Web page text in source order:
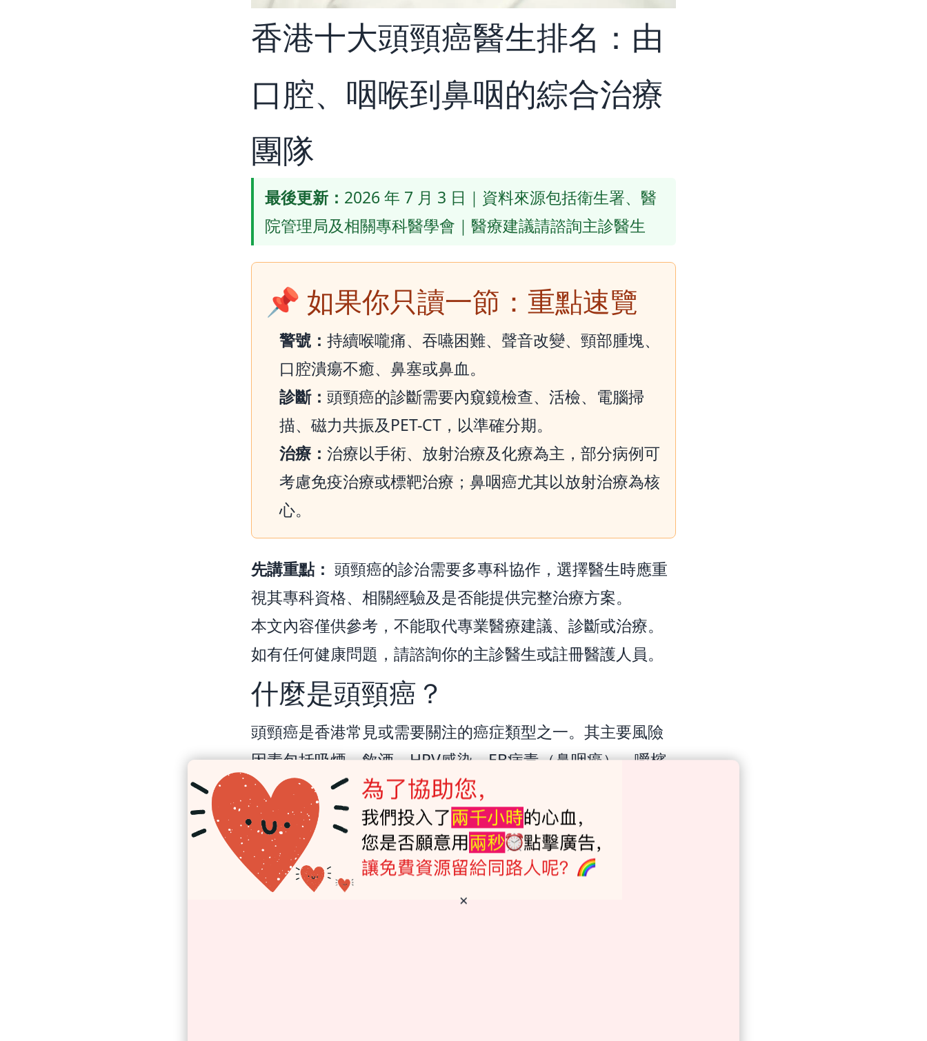
香港十大頭頸癌醫生排名：由
口腔、咽喉到鼻咽的綜合治療
團隊
最後更新： 2026 年 7 月 3 日｜資料來源包括衛生署、醫
院管理局及相關專科醫學會｜醫療建議請諮詢主診醫生
📌 如果你只讀一節：重點速覽
警號： 持續喉嚨痛、吞嚥困難、聲音改變、頸部腫塊、
口腔潰瘍不癒、鼻塞或鼻血。
診斷： 頭頸癌的診斷需要內窺鏡檢查、活檢、電腦掃
描、磁力共振及PET-CT，以準確分期。
治療： 治療以手術、放射治療及化療為主，部分病例可
考慮免疫治療或標靶治療；鼻咽癌尤其以放射治療為核
心。
先講重點： 頭頸癌的診治需要多專科協作，選擇醫生時應重
視其專科資格、相關經驗及是否能提供完整治療方案。
本文內容僅供參考，不能取代專業醫療建議、診斷或治療。
如有任何健康問題，請諮詢你的主診醫生或註冊醫護人員。
什麼是頭頸癌？
頭頸癌是香港常見或需要關注的癌症類型之一。其主要風險
因素包括吸煙、飲酒、HPV感染、EB病毒（鼻咽癌）、嚼檳
榔及某些遺傳因素。由於早期症狀可能不明顯，定期身體檢
查及對異常信號保持警覺非常重要。
患者和家屬常關心「哪位醫生最好」，但其實更關鍵的是找
到具備相關專科資格、能夠提供完整診治方案的多專科團
×